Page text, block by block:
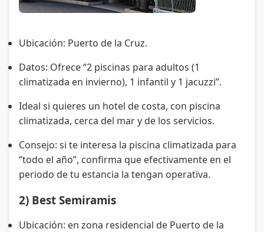
Ubicación: Puerto de la Cruz.
Datos: Ofrece “2 piscinas para adultos (1
climatizada en invierno), 1 infantil y 1 jacuzzi”.
Ideal si quieres un hotel de costa, con piscina
climatizada, cerca del mar y de los servicios.
Consejo: si te interesa la piscina climatizada para
“todo el año”, confirma que efectivamente en el
periodo de tu estancia la tengan operativa.
2) Best Semiramis
Ubicación: en zona residencial de Puerto de la